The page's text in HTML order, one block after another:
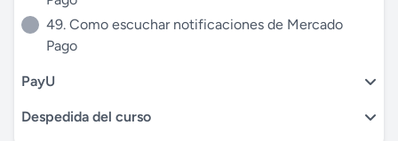
49. Como escuchar notificaciones de Mercado
Pago
PayU
Despedida del curso